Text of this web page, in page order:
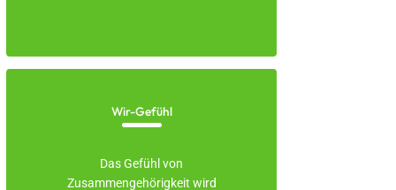
Wir-Gefühl
Das Gefühl von
Zusammengehörigkeit wird